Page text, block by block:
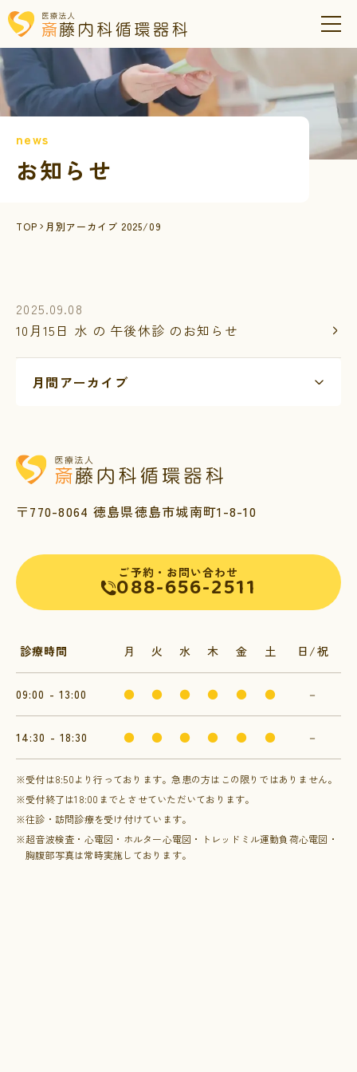
news
お知らせ
TOP 月別アーカイブ 2025/09
2025.09.08
10月15日 水 の 午後休診 のお知らせ
〒770-8064 徳島県徳島市城南町1-8-10
ご予約・お問い合わせ
088-656-2511
診療時間 月 火 水 木 金 土 日/祝
09:00 - 13:00 ● ● ● ● ● ● －
14:30 - 18:30 ● ● ● ● ● ● －
※受付は8:50より行っております。急患の方はこの限りではありません。
※受付終了は18:00までとさせていただいております。
※往診・訪問診療を受け付けています。
※超音波検査・心電図・ホルター心電図・トレッドミル運動負荷心電図・
胸腹部写真は常時実施しております。